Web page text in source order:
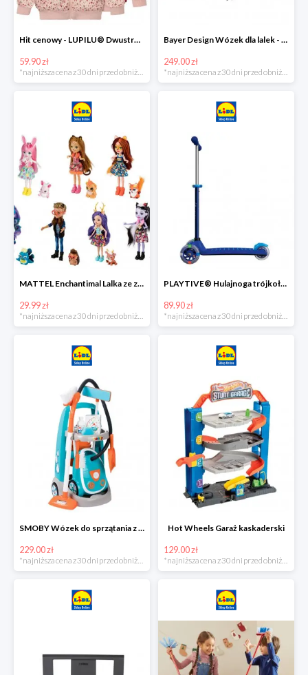
Hit cenowy - LUPILU® Dwustronna kurtka pikowana dziewczęca
59.90 zł
*najniższa cena z 30 dni przed obniżką
Bayer Design Wózek dla lalek - megazestaw
249.00 zł
*najniższa cena z 30 dni przed obniżką
MATTEL Enchantimal Lalka ze zwierzątkiem
29.99 zł
*najniższa cena z 30 dni przed obniżką
PLAYTIVE® Hulajnoga trójkołowa Tri Scooter z diodami LED
89.90 zł
*najniższa cena z 30 dni przed obniżką
SMOBY Wózek do sprzątania z odkurzaczem
229.00 zł
Hot Wheels Garaż kaskaderski
129.00 zł